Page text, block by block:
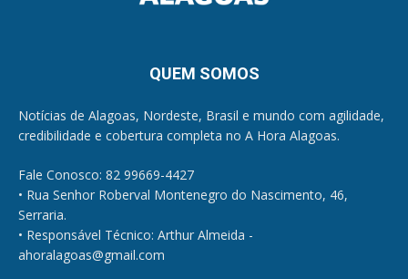
QUEM SOMOS
Notícias de Alagoas, Nordeste, Brasil e mundo com agilidade,
credibilidade e cobertura completa no A Hora Alagoas.
Fale Conosco: 82 99669-4427
• Rua Senhor Roberval Montenegro do Nascimento, 46,
Serraria.
• Responsável Técnico: Arthur Almeida -
ahoralagoas@gmail.com